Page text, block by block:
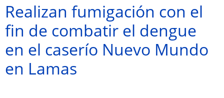
Realizan fumigación con el
fin de combatir el dengue
en el caserío Nuevo Mundo
en Lamas